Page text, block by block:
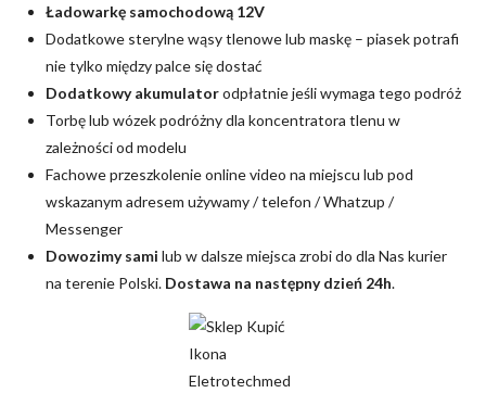
Ładowarkę samochodową 12V
Dodatkowe sterylne wąsy tlenowe lub maskę – piasek potrafi
nie tylko między palce się dostać
Dodatkowy akumulatorodpłatnie jeśli wymaga tego podróż
Torbę lub wózek podróżny dla koncentratora tlenu w
zależności od modelu
Fachowe przeszkolenie online video na miejscu lub pod
wskazanym adresem używamy / telefon / Whatzup /
Messenger
Dowozimy sami lub w dalsze miejsca zrobi do dla Nas kurier
na terenie Polski. Dostawa na następny dzień 24h.